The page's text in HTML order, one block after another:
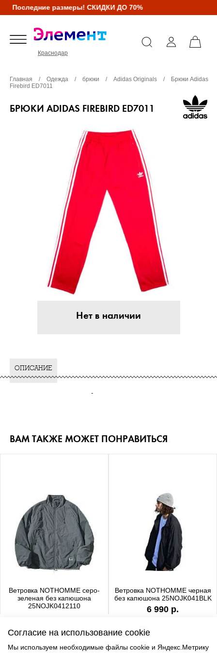
Последние размеры! СКИДКИ ДО 70%
Краснодар
Главная / Одежда / брюки / Adidas Originals /
Брюки Adidas
Firebird ED7011
БРЮКИ ADIDAS FIREBIRD ED7011
Нет в наличии
ОПИСАНИЕ
-
ВАМ ТАКЖЕ МОЖЕТ ПОНРАВИТЬСЯ
Ветровка NOTHOMME серо-
зеленая без капюшона
25NOJK0412110
Ветровка NOTHOMME черная
без капюшона 25NOJK041BLK
6 990 р.
Согласие на использование cookie
Мы используем необходимые файлы cookie и Яндекс.Метрику